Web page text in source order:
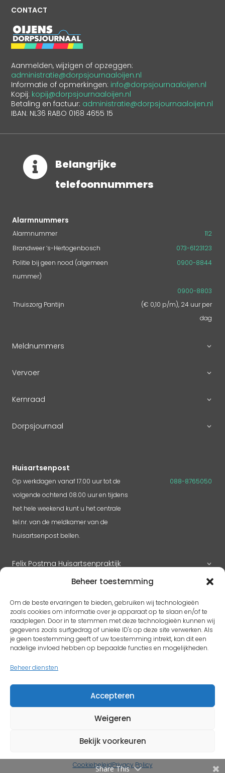
Beheer toestemming
Om de beste ervaringen te bieden, gebruiken wij technologieën
zoals cookies om informatie over je apparaat op te slaan en/of te
raadplegen. Door in te stemmen met deze technologieën kunnen wij
gegevens zoals surfgedrag of unieke ID's op deze site verwerken. Als
je geen toestemming geeft of uw toestemming intrekt, kan dit een
nadelige invloed hebben op bepaalde functies en mogelijkheden.
Beheer diensten
Accepteren
Weigeren
Bekijk voorkeuren
CookiebeleidPrivacy Policy
CONTACT
Aanmelden, wijzigen of opzeggen:
administratie@dorpsjournaaloijen.nl
Informatie of opmerkingen: info@dorpsjournaaloijen.nl
Kopij: kopij@dorpsjournaaloijen.nl
Betaling en factuur: administratie@dorpsjournaaloijen.nl
IBAN: NL36 RABO 0168 4655 15

Belangrijke
telefoonnummers
Alarmnummers
Alarmnummer
112
Brandweer ‘s-Hertogenbosch
073-6123123
Politie bij geen nood (algemeen
nummer)
0900-8844
Thuiszorg Pantijn
0900-8803
(€ 0,10 p/m), 24 uur per
dag
Meldnummers
Vervoer
Kernraad
Dorpsjournaal
Huisartsenpost
Op werkdagen vanaf 17.00 uur tot de
volgende ochtend 08.00 uur en tijdens
het hele weekend kunt u het centrale
tel.nr. van de meldkamer van de
huisartsenpost bellen.
088-8765050
Felix Postma Huisartsenpraktijk
RK H. Benedictus
Adres
5397 EX Lith
pastoorlith@icloud.com
Protestantse kerk Gem. Lith en Oijen
Powered by CP Dataservices
Share This